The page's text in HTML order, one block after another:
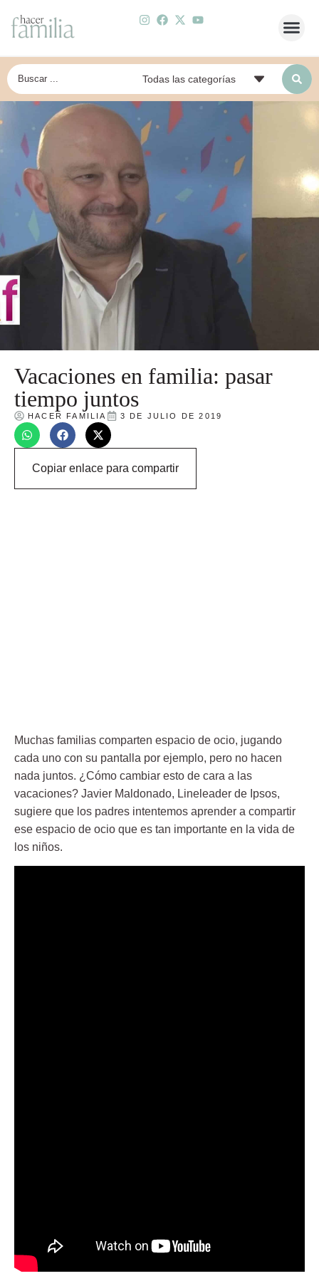
Vacaciones en familia: pasar
tiempo juntos
HACER FAMILIA 3 DE JULIO DE 2019
Copiar enlace para compartir
Muchas familias comparten espacio de ocio, jugando
cada uno con su pantalla por ejemplo, pero no hacen
nada juntos. ¿Cómo cambiar esto de cara a las
vacaciones? Javier Maldonado, Lineleader de Ipsos,
sugiere que los padres intentemos aprender a compartir
ese espacio de ocio que es tan importante en la vida de
los niños.